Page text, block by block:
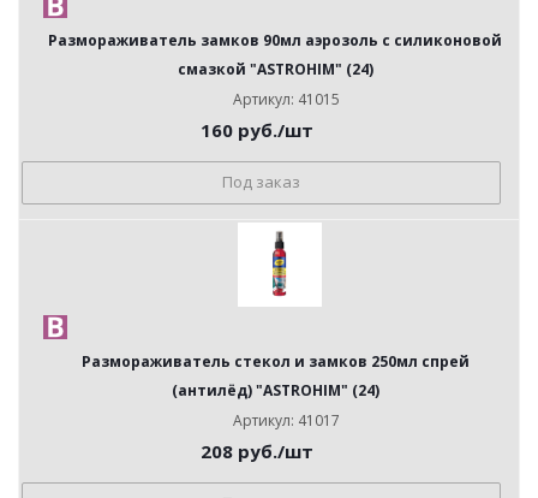
Размораживатель замков 90мл аэрозоль с силиконовой
смазкой "ASTROHIM" (24)
Артикул: 41015
160 руб./шт
Под заказ
Размораживатель стекол и замков 250мл спрей
(антилёд) "ASTROHIM" (24)
Артикул: 41017
208 руб./шт